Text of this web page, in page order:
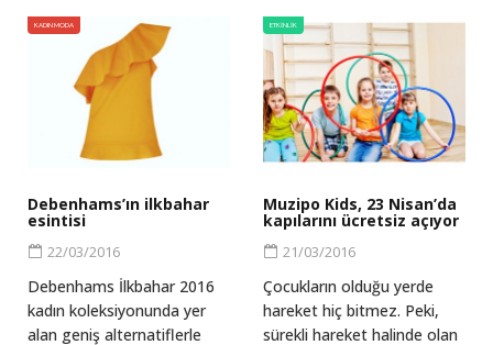
KADIN MODA
Debenhams’ın ilkbahar
esintisi
22/03/2016
Debenhams İlkbahar 2016
kadın koleksiyonunda yer
alan geniş alternatiflerle
ETKINLIK
Muzipo Kids, 23 Nisan’da
kapılarını ücretsiz açıyor
21/03/2016
Çocukların olduğu yerde
hareket hiç bitmez. Peki,
sürekli hareket halinde olan